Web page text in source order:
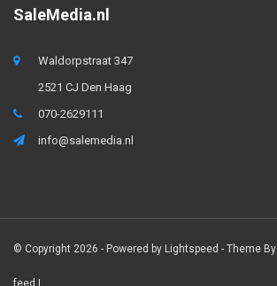
SaleMedia.nl
Waldorpstraat 347
2521 CJ Den Haag
070-2629111
info@salemedia.nl
© Copyright 2026 - Powered by Lightspeed - Theme By
feed |